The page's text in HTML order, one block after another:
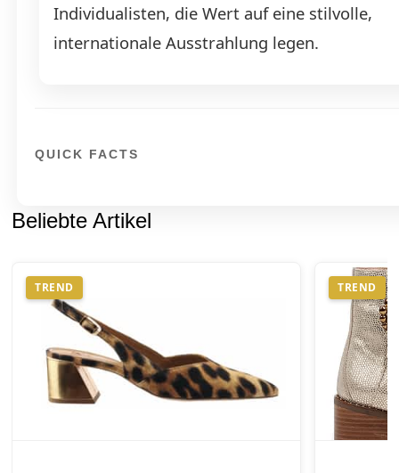
Individualisten, die Wert auf eine stilvolle,
internationale Ausstrahlung legen.
QUICK FACTS
Beliebte Artikel
TREND TREND